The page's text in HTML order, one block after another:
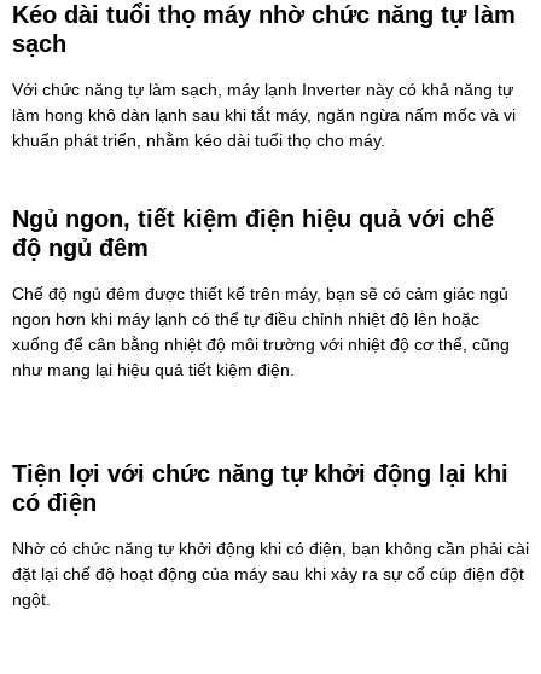
Kéo dài tuổi thọ máy nhờ chức năng tự làm
sạch
Với chức năng tự làm sạch, máy lạnh Inverter này có khả năng tự
làm hong khô dàn lạnh sau khi tắt máy, ngăn ngừa nấm mốc và vi
khuẩn phát triển, nhằm kéo dài tuổi thọ cho máy.
Ngủ ngon, tiết kiệm điện hiệu quả với chế
độ ngủ đêm
Chế độ ngủ đêm được thiết kế trên máy, bạn sẽ có cảm giác ngủ
ngon hơn khi máy lạnh có thể tự điều chỉnh nhiệt độ lên hoặc
xuống để cân bằng nhiệt độ môi trường với nhiệt độ cơ thể, cũng
như mang lại hiệu quả tiết kiệm điện.
Tiện lợi với chức năng tự khởi động lại khi
có điện
Nhờ có chức năng tự khởi động khi có điện, bạn không cần phải cài
đặt lại chế độ hoạt động của máy sau khi xảy ra sự cố cúp điện đột
ngột.